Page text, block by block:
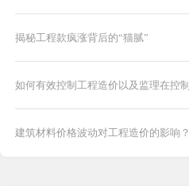
揭秘工程款疯涨背后的“猫腻”
建筑材料价格波动对工程造价的影响？